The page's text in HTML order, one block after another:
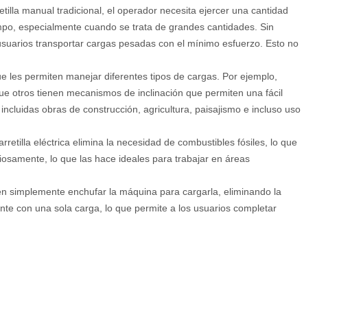
manual tradicional, el operador necesita ejercer una cantidad
especialmente cuando se trata de grandes cantidades. Sin
transportar cargas pesadas con el mínimo esfuerzo. Esto no
les permiten manejar diferentes tipos de cargas. Por ejemplo,
otros tienen mecanismos de inclinación que permiten una fácil
obras de construcción, agricultura, paisajismo e incluso uso
eléctrica elimina la necesidad de combustibles fósiles, lo que
lo que las hace ideales para trabajar en áreas
simplemente enchufar la máquina para cargarla, eliminando la
con una sola carga, lo que permite a los usuarios completar